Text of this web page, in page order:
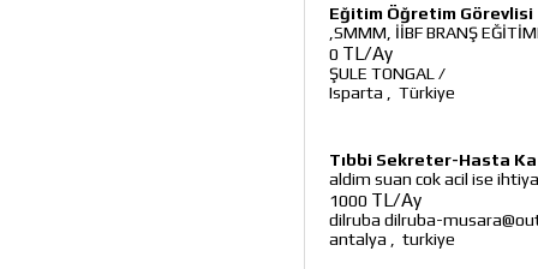
Eğitim Öğretim Görevlisi
,SMMM, İİBF BRANŞ
0 TL/Ay
ŞULE TONGAL /
Isparta
Türkiye
Tıbbi Sekreter-Hasta
aldim suan cok acil ise
1000 TL/Ay
dilruba dilruba-
antalya
turkiye